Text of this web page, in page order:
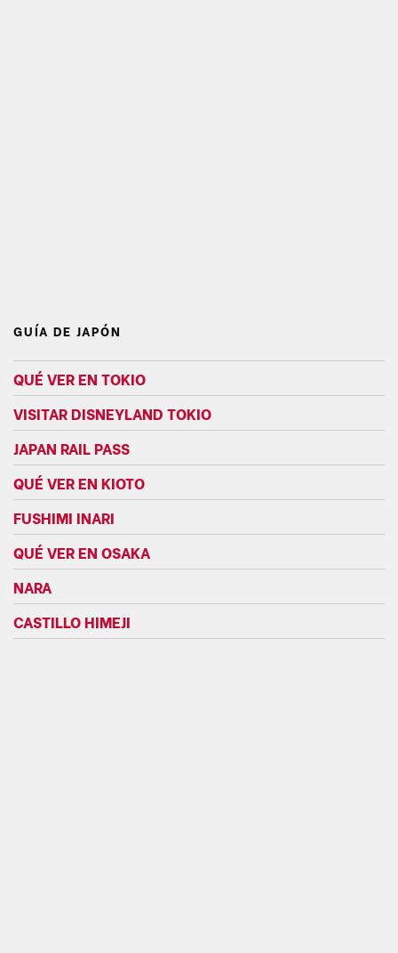
GUÍA DE JAPÓN
QUÉ VER EN TOKIO
VISITAR DISNEYLAND TOKIO
JAPAN RAIL PASS
QUÉ VER EN KIOTO
FUSHIMI INARI
QUÉ VER EN OSAKA
NARA
CASTILLO HIMEJI